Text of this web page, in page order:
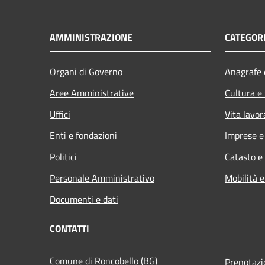
AMMINISTRAZIONE
Organi di Governo
Aree Amministrative
Uffici
Enti e fondazioni
Politici
Personale Amministrativo
Documenti e dati
Cultura
Vita
Imprese
Catasto
Mobilità
CONTATTI
Comune di Roncobello (BG)